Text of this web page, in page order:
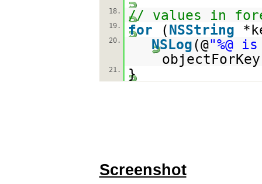
18.
// values in
19. for (NSString
20. NSLog(@"%@ is
21. }
Screenshot